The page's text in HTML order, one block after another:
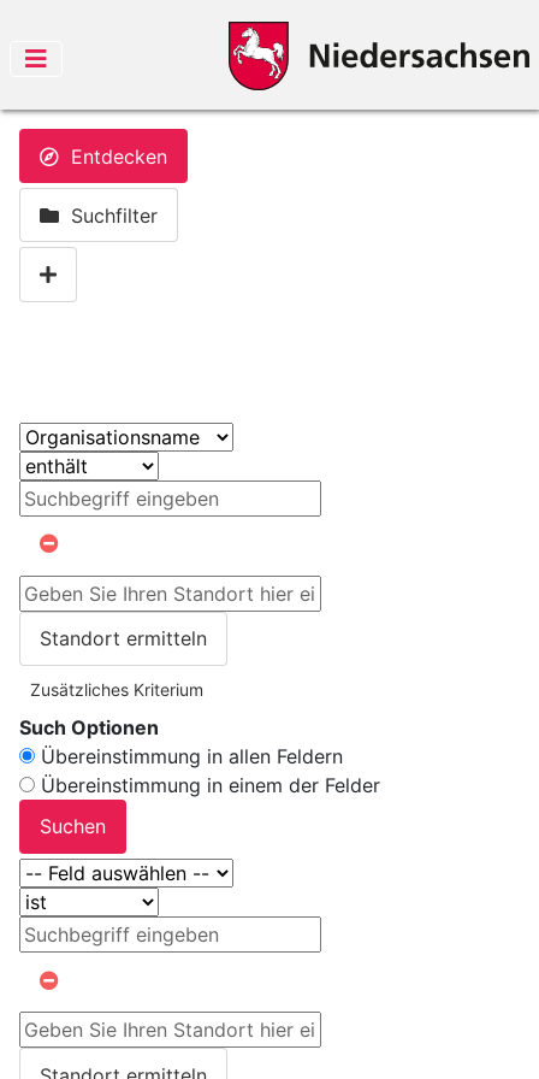
Entdecken
Suchfilter
Standort ermitteln
Zusätzliches Kriterium
Such Optionen
Übereinstimmung in allen Feldern
Übereinstimmung in einem der Felder
Suchen